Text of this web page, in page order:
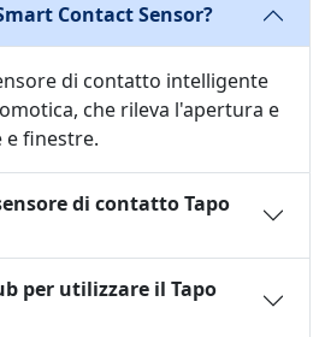
Contact Sensor?
di contatto intelligente
che rileva l'apertura e
e finestre.
di contatto Tapo
per utilizzare il Tapo